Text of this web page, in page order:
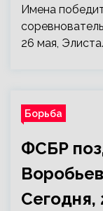
Имена
26 мая,
Борьба
ФСБР
Сегодня,